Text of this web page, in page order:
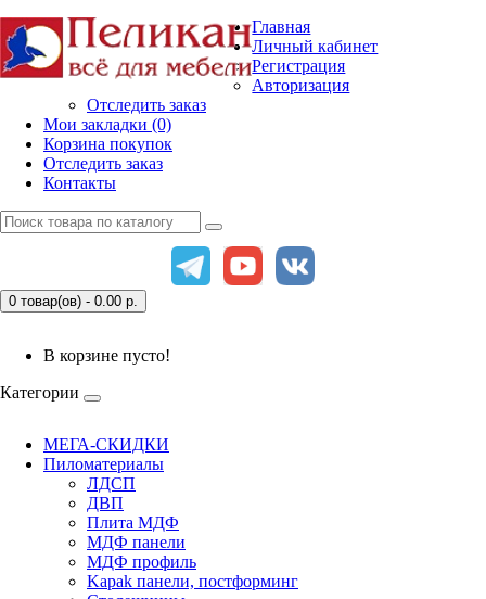
Главная
Личный кабинет
Регистрация
Авторизация
Отследить заказ
Мои закладки (0)
Корзина покупок
Отследить заказ
Контакты
0 товар(ов) - 0.00 р.
В корзине пусто!
Категории
МЕГА-СКИДКИ
Пиломатериалы
ЛДСП
ДВП
Плита МДФ
МДФ панели
МДФ профиль
Kapak панели, постформинг